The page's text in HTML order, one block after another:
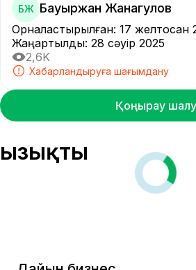
БЖ Бауыржан Жанагулов
Орналастырылған: 17 желтоқсан
Жаңартылды: 28 сәуір 2025
2,6K
Хабарландыруға шағымдану
Қоңырау шалу
Қызықты